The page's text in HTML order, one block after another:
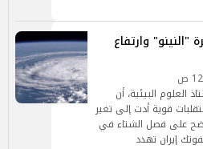
وارتفاع
العلوم البيئية، أن
قوية أدت إلى تغير
على فصل الشتاء في
إيران تهدد